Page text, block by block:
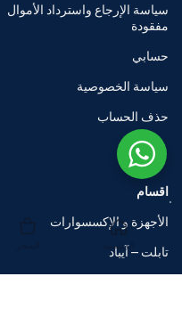
سياسة الإرجاع واسترداد الأموال
مفقودة
حسابي
سياسة الخصوصية
حذف الحساب
اقسام
الأجهزة و الإكسسوارات
تابلت – آيباد
الرئيسية